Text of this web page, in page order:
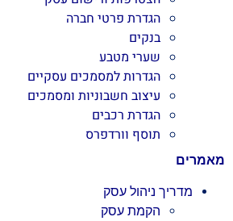
הגדרת פרטי חברה
בנקים
שערי מטבע
הגדרות למסמכים עסקיים
עיצוב חשבוניות ומסמכים
הגדרת רכבים
תוסף וורדפרס
מאמרים
מדריך ניהול עסק
הקמת עסק